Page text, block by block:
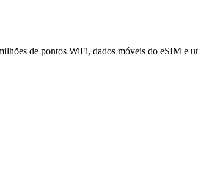
de pontos WiFi, dados móveis do eSIM e